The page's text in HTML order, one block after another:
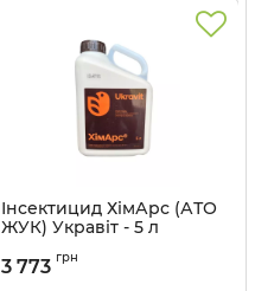
Інсектицид ХімАрс (АТО
ЖУК) Укравіт - 5 л
3 773 грн